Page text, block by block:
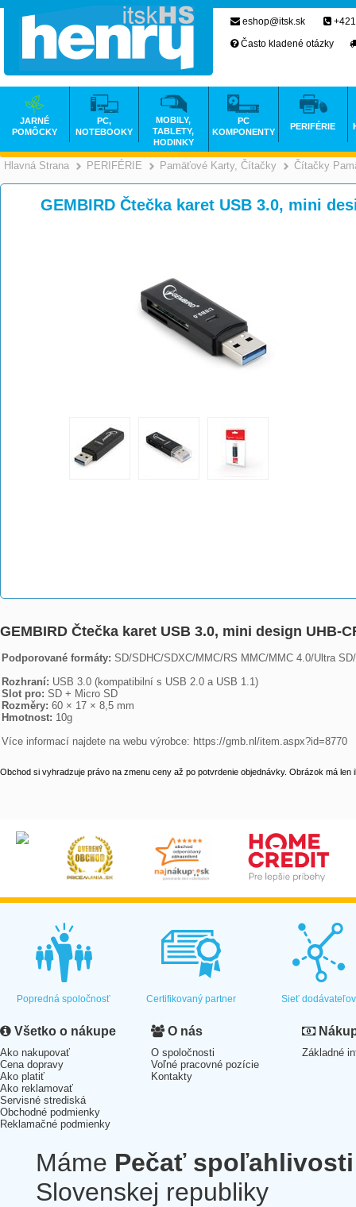
Hlavná Strana >
PERIFÉRIE >
Pamäťové Karty, Čítačky Čítačky
GEMBIRD Čtečka karet USB 3.0, mini
GEMBIRD Čtečka karet USB 3.0, mini design UHB-
Podporované formáty: SD/SDHC/SDXC/MMC/RS MMC/MMC 4.0/Ultra
Rozhraní:
Slot pro:
Rozměry:
Hmotnost: 10g
Více informací najdete na webu výrobce: https://gmb.nl/item.aspx?id=8770
Obchod si vyhradzuje právo na zmenu ceny až po potvrdenie objednávky. Obrázok má len
eshop@itsk.sk
Často kladené otázky
JARNÉ
POMÔCKY
PC,
NOTEBOOKY
MOBILY,
TABLETY,
HODINKY
PC
KOMPONENTY
PERIFÉRIE
Popredná spoločnosť Certifikovaný partner Sieť dodávateľov
Všetko o nákupe
Ako nakupovať
Cena dopravy
Ako platiť
Ako reklamovať
Servisné strediská
Obchodné podmienky
Reklamačné podmienky
O nás
O spoločnosti
Voľné pracovné pozície
Kontakty
Základné
Máme Pečať spoľahlivosti
Slovenskej republiky